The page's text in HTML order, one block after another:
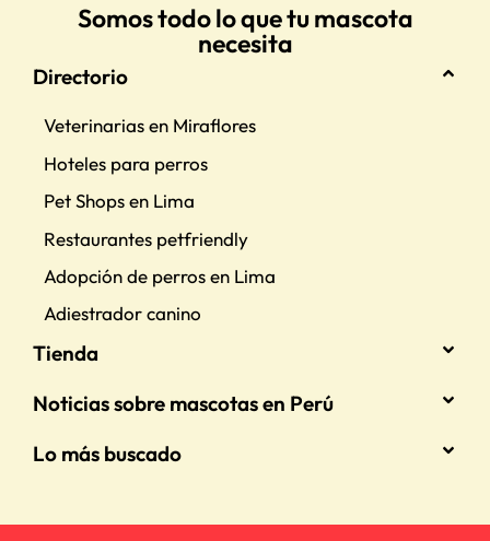
Somos todo lo que tu mascota
necesita
Directorio
Veterinarias en Miraflores
Hoteles para perros
Pet Shops en Lima
Restaurantes petfriendly
Adopción de perros en Lima
Adiestrador canino
Tienda
Noticias sobre mascotas en Perú
Lo más buscado